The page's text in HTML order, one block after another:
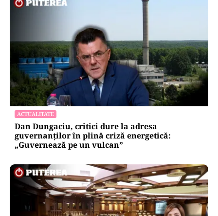
ACTUALITATE
Dan Dungaciu, critici dure la adresa
guvernanților în plină criză energetică:
„Guvernează pe un vulcan”